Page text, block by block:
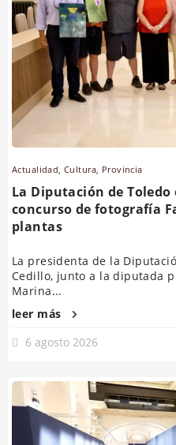
Actualidad,Cultura, Provincia
La Diputación de
concurso de fotografía
plantas
La presidenta de la
Cedillo, junto a la diputada
Marina...
leer más
6 agosto 2026